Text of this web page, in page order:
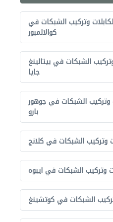
وتركيب الشبكات في
كوالالمبور
الشبكات في بيتالينغ
جايا
وتركيب الشبكات في جوهور
بارو
وتركيب الشبكات في كلانج
وتركيب الشبكات في ايبوه
الشبكات في كوتشينغ